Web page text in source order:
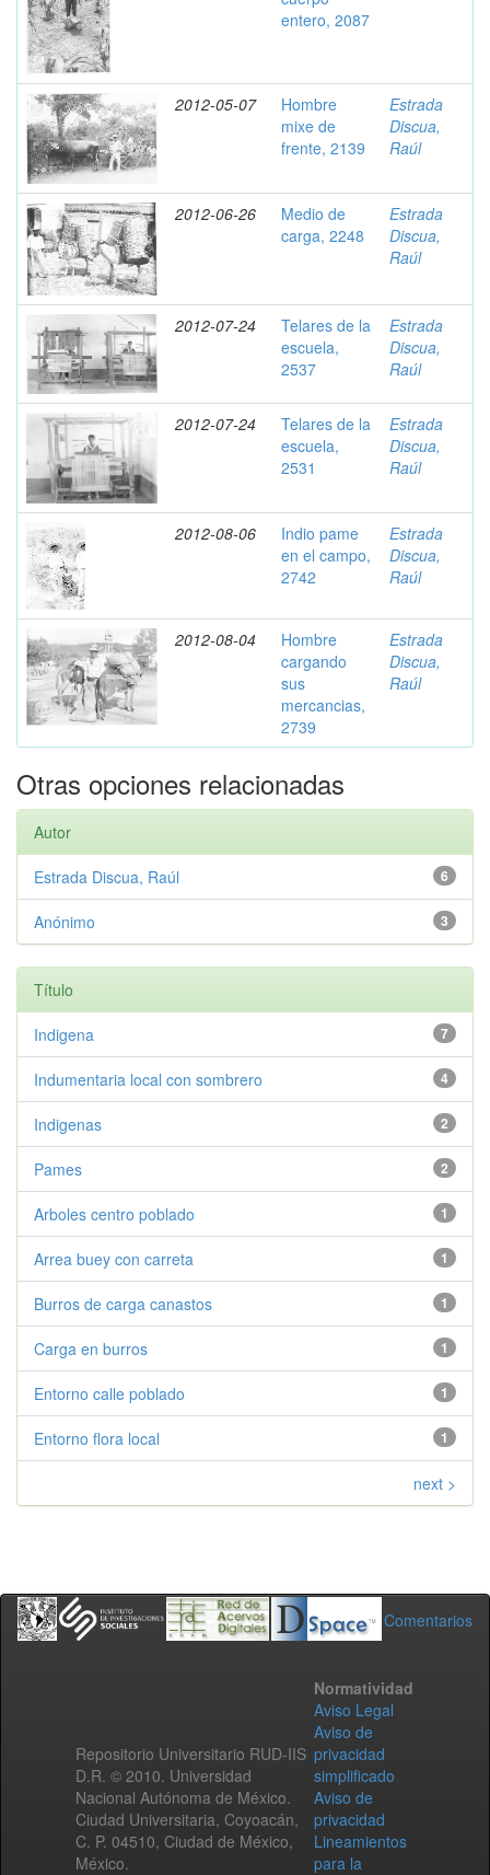
entero, 2087
2012-05-07
Hombre
mixe de
frente, 2139
Estrada
Discua,
Raúl
2012-06-26
Medio de
carga, 2248
Estrada
Discua,
Raúl
2012-07-24
Telares de la
escuela,
2537
Estrada
Discua,
Raúl
2012-07-24
Telares de la
escuela,
2531
Estrada
Discua,
Raúl
2012-08-06
Indio pame
en el campo,
2742
Estrada
Discua,
Raúl
2012-08-04
Hombre
cargando
sus
mercancias,
2739
Estrada
Discua,
Raúl
Otras opciones relacionadas
Autor
6
Estrada Discua, Raúl
3
Anónimo
Título
7
Indigena
4
Indumentaria local con sombrero
2
Indigenas
2
Pames
1
Arboles centro poblado
1
Arrea buey con carreta
1
Burros de carga canastos
1
Carga en burros
1
Entorno calle poblado
1
Entorno flora local
next >
Comentarios
Repositorio Universitario RUD-IIS
D.R. © 2010. Universidad
Nacional Autónoma de México.
Ciudad Universitaria, Coyoacán,
C. P. 04510, Ciudad de México,
México.
Normatividad
Aviso Legal
Aviso de
privacidad
simplificado
Aviso de
privacidad
Lineamientos
para la